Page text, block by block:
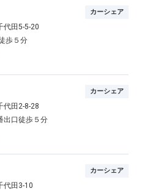
カーシェア
代田5-5-20
歩５分
カーシェア
代田2-8-28
出口徒歩５分
カーシェア
代田3-10